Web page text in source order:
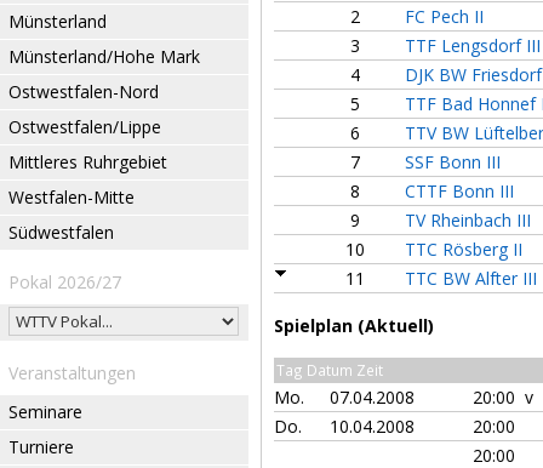
Münsterland
Münsterland/Hohe Mark
Ostwestfalen-Nord
Ostwestfalen/Lippe
Mittleres Ruhrgebiet
Westfalen-Mitte
Südwestfalen
Pokal 2026/27
Veranstaltungen
Seminare
Turniere
2
FC Pech II
3
TTF Lengsdorf III
4
DJK BW
5
TTF Bad Honnef
6
TTV BW
7
SSF Bonn III
8
CTTF Bonn III
9
TV Rheinbach III
10
TTC Rösberg II
11
TTC BW Alfter III
Spielplan (Aktuell)
Tag Datum Zeit
Mo. 07.04.2008
20:00 v
Do.
10.04.2008
20:00
20:00